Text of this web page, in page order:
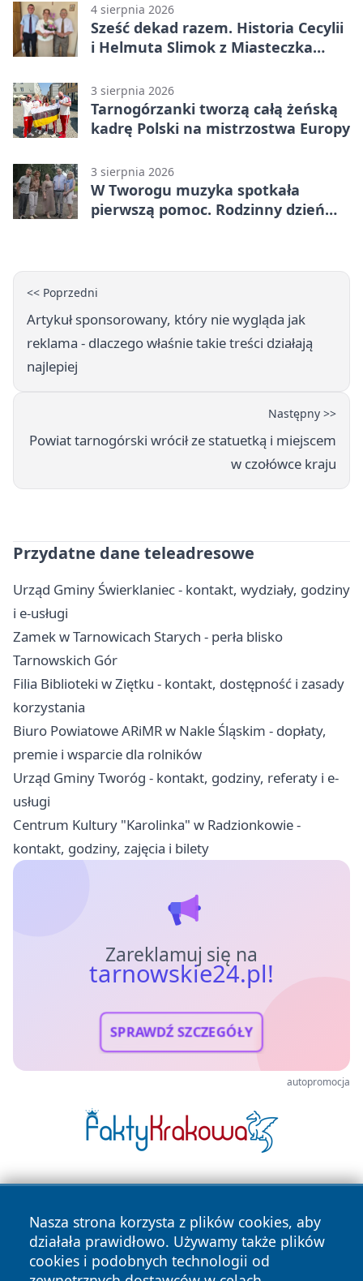
4 sierpnia 2026
Sześć dekad razem. Historia Cecylii
i Helmuta Slimok z Miasteczka
3 sierpnia 2026
Tarnogórzanki tworzą całą żeńską
kadrę Polski na mistrzostwa Europy
3 sierpnia 2026
W Tworogu muzyka spotkała
pierwszą pomoc. Rodzinny dzień
<< Poprzedni
Artykuł sponsorowany, który nie wygląda jak
reklama - dlaczego właśnie takie treści działają
najlepiej
Następny >>
Powiat tarnogórski wrócił ze statuetką i miejscem
w czołówce kraju
Przydatne dane teleadresowe
Urząd Gminy Świerklaniec - kontakt, wydziały, godziny
i e-usługi
Zamek w Tarnowicach Starych - perła blisko
Tarnowskich Gór
Filia Biblioteki w Ziętku - kontakt, dostępność i zasady
korzystania
Biuro Powiatowe ARiMR w Nakle Śląskim - dopłaty,
premie i wsparcie dla rolników
Urząd Gminy Tworóg - kontakt, godziny, referaty i e-
usługi
Centrum Kultury "Karolinka" w Radzionkowie -
kontakt, godziny, zajęcia i bilety
Zareklamuj się na
tarnowskie24.pl!
SPRAWDŹ SZCZEGÓŁY
autopromocja
Nasza strona korzysta z plików cookies, aby
działała prawidłowo. Używamy także plików
cookies i podobnych technologii od